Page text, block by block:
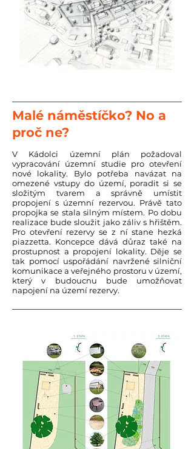
Malé náměstíčko? No a
proč ne?
V Kádolci územní plán požadoval
vypracování územní studie pro otevření
nové lokality. Bylo potřeba navázat na
omezené vstupy do území, poradit si se
složitým tvarem a správně umístit
propojení s územní rezervou. Právě tato
propojka se stala silným místem. Po dobu
realizace bude sloužit jako záliv s hřištěm.
Pro otevření rezervy se z ní stane hezká
piazzetta. Koncepce dává důraz také na
prostupnost a propojení lokality. Děje se
tak pomocí uspořádání navržené silniční
komunikace a veřejného prostoru v území,
který v budoucnu bude umožňovat
napojení na území rezervy.